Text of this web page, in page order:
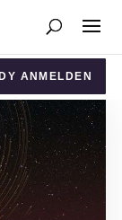
ANMELDEN